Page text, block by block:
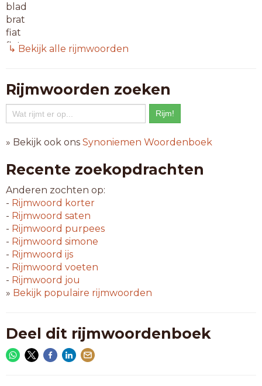
blad
brat
fiat
flat
krat
opat
plat
prat
quad
slat
stad
stat
trad
vrat
wrat
zwad
5-letterwoorden
afbad
afmat
bemat
bevat
bezat
↳ Bekijk alle rijmwoorden
Rijmwoorden zoeken
» Bekijk ook ons Synoniemen Woordenboek
Recente zoekopdrachten
Anderen zochten op:
- Rijmwoord korter
- Rijmwoord saten
- Rijmwoord purpees
- Rijmwoord simone
- Rijmwoord ijs
- Rijmwoord voeten
- Rijmwoord jou
» Bekijk populaire rijmwoorden
Deel dit rijmwoordenboek